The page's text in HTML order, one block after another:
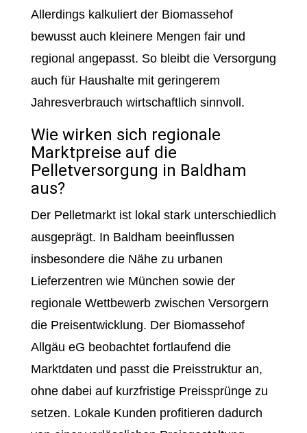
Allerdings kalkuliert der Biomassehof
bewusst auch kleinere Mengen fair und
regional angepasst. So bleibt die Versorgung
auch für Haushalte mit geringerem
Jahresverbrauch wirtschaftlich sinnvoll.
Wie wirken sich regionale
Marktpreise auf die
Pelletversorgung in Baldham
aus?
Der Pelletmarkt ist lokal stark unterschiedlich
ausgeprägt. In Baldham beeinflussen
insbesondere die Nähe zu urbanen
Lieferzentren wie München sowie der
regionale Wettbewerb zwischen Versorgern
die Preisentwicklung. Der Biomassehof
Allgäu eG beobachtet fortlaufend die
Marktdaten und passt die Preisstruktur an,
ohne dabei auf kurzfristige Preissprünge zu
setzen. Lokale Kunden profitieren dadurch